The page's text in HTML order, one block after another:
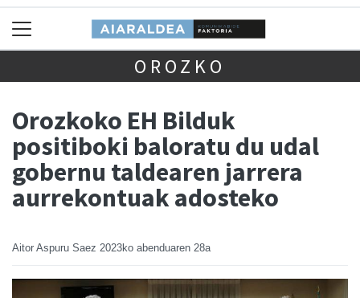
OROZKO
Orozkoko EH Bilduk
positiboki baloratu du udal
gobernu taldearen jarrera
aurrekontuak adosteko
Aitor Aspuru Saez 2023ko abenduaren 28a